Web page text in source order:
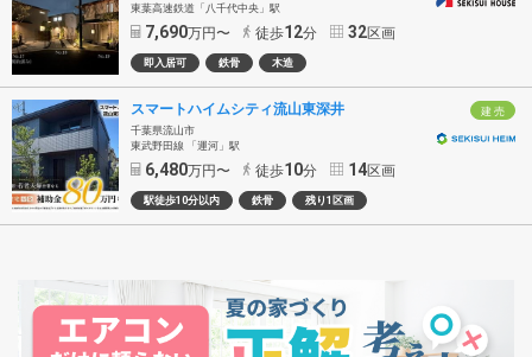
東葉高速鉄道「八千代中央」駅
7,690万円〜 徒歩12分 32区画
即入居可 鉄骨 木造
建 売
スマートハイムシティ流山東深井
千葉県流山市
東武野田線 「運河」駅
6,480万円〜 徒歩10分 14区画
駅徒歩10分以内 鉄骨 残り1区画